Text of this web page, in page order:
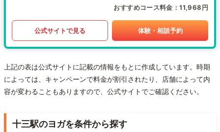
おすすめコース料金 11,968円
公式サイトで見る 体験・相談予約
上記の表は公式サイトに記載の情報をもとに作成しています。時期
によっては、キャンペーンで料金が割引されたり、店舗によって内
容が変わることもありますので、公式サイトでご確認ください。
十三駅のヨガを条件から探す